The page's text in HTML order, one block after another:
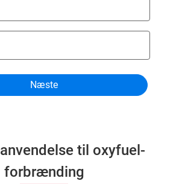
til oxyfuel-
forbrænding